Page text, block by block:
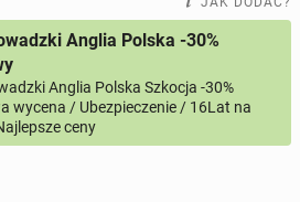
311 profili online
169ogłoszeń online
Anglia Polska -30%
Anglia Polska Szkocja -30%
wycena / Ubezpieczenie / 16Lat na
ceny